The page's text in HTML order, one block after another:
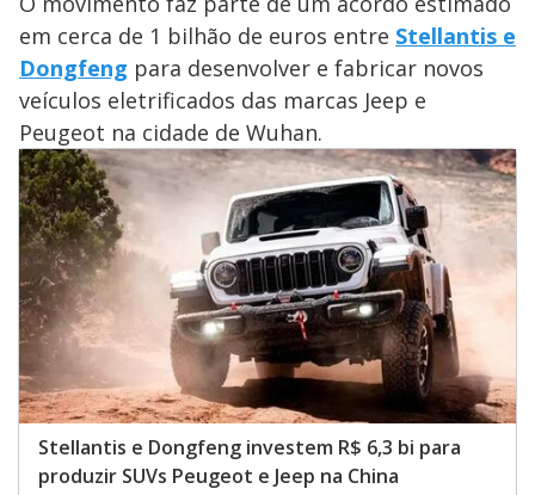
em cerca de 1 bilhão de euros entre Stellantis e
Dongfeng para desenvolver e fabricar novos
veículos eletrificados das marcas Jeep e
Peugeot na cidade de Wuhan.
Stellantis e Dongfeng investem R$ 6,3 bi para
produzir SUVs Peugeot e Jeep na China